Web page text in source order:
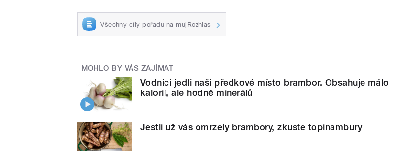
Všechny díly pořadu na mujRozhlas
MOHLO BY VÁS ZAJÍMAT
Vodnici jedli naši předkové místo brambor. Obsahuje málo
kalorií, ale hodně minerálů
Jestli už vás omrzely brambory, zkuste topinambury